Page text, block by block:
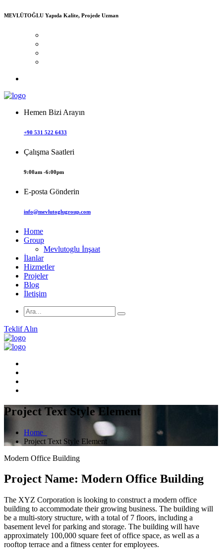
MEVLÜTOĞLU Yapıda Kalite, Projede Uzman
Hemen Bizi Arayın
+90 531 522 6433
Çalışma Saatleri
9:00am -6:00pm
E-posta Gönderin
info@mevlutoglugroup.com
Home
Group
Mevlutoglu İnşaat
İlanlar
Hizmetler
Projeler
Blog
İletişim
Teklif Alın
Project Text Style Element
Home
Project Text Style Element
Modern Office Building
Project Name: Modern Office Building
The XYZ Corporation is looking to construct a modern office
building to accommodate their growing business. The building will
be a multi-story structure, with a total of 7 floors, including a
basement level for parking and storage. The building will have
approximately 100,000 square feet of office space, as well as a
rooftop terrace and a fitness center for employees.